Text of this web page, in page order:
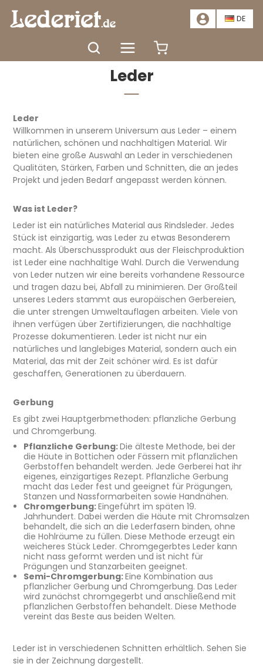
ANGEBOT – SPAREN SIE MINDESTENS 20 %. HIER KLICKEN📣
DE
Materialien Leder
Leder
Leder
Willkommen in unserem Universum aus Leder – einem
natürlichen, schönen und nachhaltigen Material. Wir
bieten eine große Auswahl an Leder in verschiedenen
Qualitäten, Stärken, Farben und Schnitten, die an jedes
Projekt und jeden Bedarf angepasst werden können.
Was ist Leder?
Leder ist ein natürliches Material aus Rindsleder. Jedes
Stück ist einzigartig, was Leder zu etwas Besonderem
macht. Als Überschussprodukt aus der Fleischproduktion
ist Leder eine nachhaltige Wahl. Durch die Verwendung
von Leder nutzen wir eine bereits vorhandene Ressource
und tragen dazu bei, Abfall zu minimieren. Der Großteil
unseres Leders stammt aus europäischen Gerbereien,
die unter strengen Umweltauflagen arbeiten. Viele von
ihnen verfügen über Zertifizierungen, die nachhaltige
Prozesse dokumentieren. Leder ist nicht nur ein
natürliches und langlebiges Material, sondern auch ein
Material, das mit der Zeit schöner wird. Es ist dafür
geschaffen, Generationen zu überdauern.
Gerbung
Es gibt zwei Hauptgerbmethoden: pflanzliche Gerbung
und Chromgerbung.
Pflanzliche Gerbung:Die älteste Methode, bei der
die Häute in Bottichen oder Fässern mit pflanzlichen
Gerbstoffen behandelt werden. Jede Gerberei hat ihr
eigenes, einzigartiges Rezept. Pflanzliche Gerbung
macht das Leder fest und geeignet für Prägungen,
Stanzen und Nassformarbeiten sowie Handnähen.
Chromgerbung:Eingeführt im späten 19.
Jahrhundert. Dabei werden die Häute mit Chromsalzen
behandelt, die sich an die Lederfasern binden, ohne
die Hohlräume zu füllen. Diese Methode erzeugt ein
weicheres Stück Leder. Chromgegerbtes Leder kann
nicht nass geformt werden und ist nicht für
Prägungen und Stanzarbeiten geeignet.
Semi-Chromgerbung:Eine Kombination aus
pflanzlicher Gerbung und Chromgerbung. Das Leder
wird zunächst chromgegerbt und anschließend mit
pflanzlichen Gerbstoffen behandelt. Diese Methode
vereint das Beste aus beiden Welten.
Leder ist in verschiedenen Schnitten erhältlich. Sehen Sie
sie in der Zeichnung dargestellt.